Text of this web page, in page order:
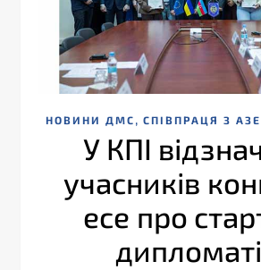
НОВИНИ ДМС , СПІВПРАЦЯ З
У КПІ
учасників
есе про